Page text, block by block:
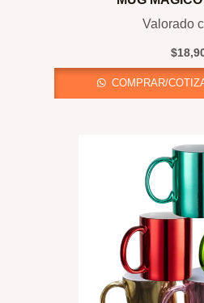
Valorado
$
COMPRAR/